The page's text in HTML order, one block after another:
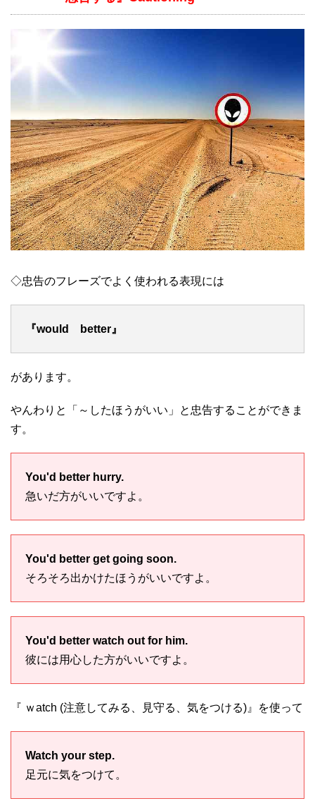
◇忠告のフレーズでよく使われる表現には
『would better』
があります。
やんわりと「～したほうがいい」と忠告することができま
す。
You'd better hurry.
急いだ方がいいですよ。
You'd better get going soon.
そろそろ出かけたほうがいいですよ。
You'd better watch out for him.
彼には用心した方がいいですよ。
『 ｗatch (注意してみる、見守る、気をつける)』を使って
Watch your step.
足元に気をつけて。